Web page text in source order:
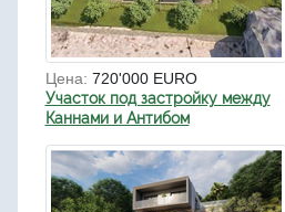
Цена: 720'000 EURO
Участок под застройку между
Каннами и Антибом